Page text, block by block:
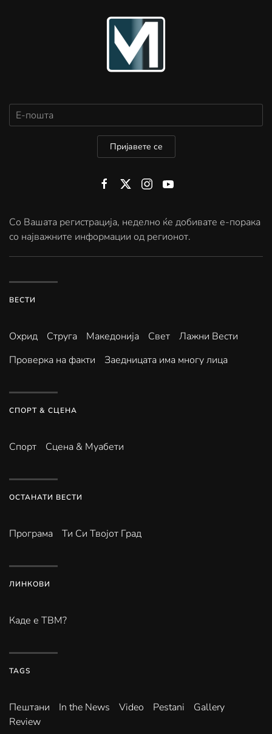
Пријавете се
Со Вашата регистрација, неделно ќе добивате е-порака
со најважните информации од регионот.
ВЕСТИ
Охрид Струга Македонија Свет
Лажни Вести
Проверка на факти
Заедницата има многу лица
СПОРТ & СЦЕНА
Спорт Сцена & Муабети
ОСТАНАТИ ВЕСТИ
Програма Ти Си Твојот Град
ЛИНКОВИ
Каде е ТВМ?
TAGS
Пештани In the News Video Pestani
Gallery
Review